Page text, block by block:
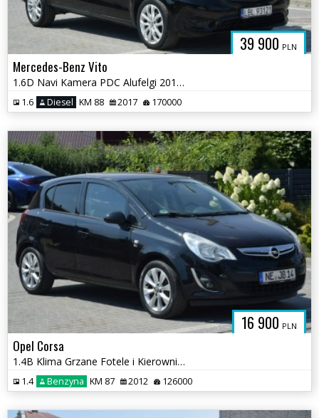
39 900 PLN
Mercedes-Benz Vito
1.6D Navi Kamera PDC Alufelgi 2017r Sprowadzony
1.6 Diesel KM 88 2017 170000
16 900 PLN
Opel Corsa
1.4B Klima Grzane Fotele i Kierownica 126 TYS KM Sprowadzony
1.4 Benzyna KM 87 2012 126000